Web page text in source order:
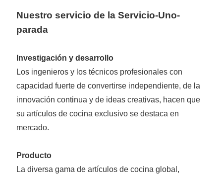
Nuestro servicio de la Servicio-Uno-
parada
Investigación y desarrollo
Los ingenieros y los técnicos profesionales con
capacidad fuerte de convertirse independiente, de la
innovación continua y de ideas creativas, hacen que
su artículos de cocina exclusivo se destaca en
mercado.
Producto
La diversa gama de artículos de cocina global,